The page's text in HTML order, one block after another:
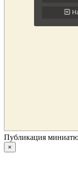
Публикация
×